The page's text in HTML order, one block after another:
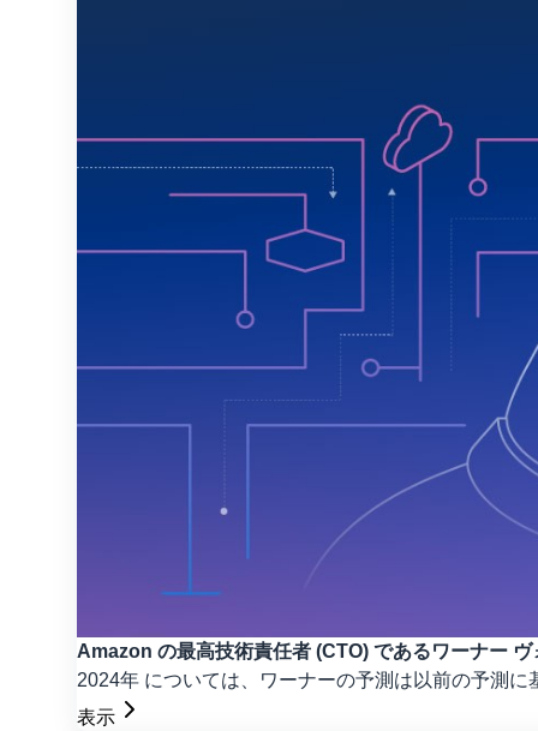
Amazon の最高技術責任者 (CTO) であるワーナー
2024年 については、ワーナーの予測は以前の予測
表示